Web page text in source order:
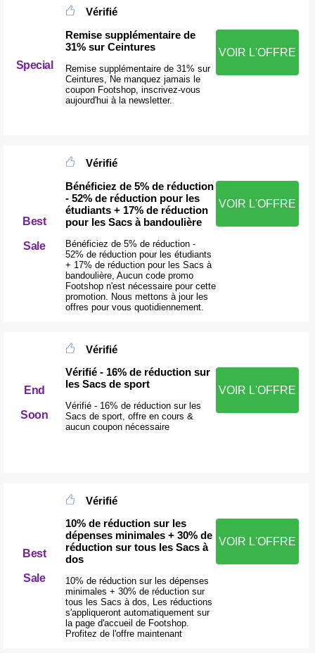
Special
Vérifié
Remise supplémentaire de
31% sur Ceintures
Remise supplémentaire de 31% sur
Ceintures, Ne manquez jamais le
coupon Footshop, inscrivez-vous
aujourd'hui à la newsletter.
VOIR L'OFFRE
Best
Sale
Vérifié
Bénéficiez de 5% de réduction
- 52% de réduction pour les
étudiants + 17% de réduction
pour les Sacs à bandoulière
Bénéficiez de 5% de réduction -
52% de réduction pour les étudiants
+ 17% de réduction pour les Sacs à
bandoulière, Aucun code promo
Footshop n'est nécessaire pour cette
promotion. Nous mettons à jour les
offres pour vous quotidiennement.
VOIR L'OFFRE
End
Soon
Vérifié
Vérifié - 16% de réduction sur
les Sacs de sport
Vérifié - 16% de réduction sur les
Sacs de sport, offre en cours &
aucun coupon nécessaire
VOIR L'OFFRE
Best
Sale
Vérifié
10% de réduction sur les
dépenses minimales + 30% de
réduction sur tous les Sacs à
dos
10% de réduction sur les dépenses
minimales + 30% de réduction sur
tous les Sacs à dos, Les réductions
s'appliqueront automatiquement sur
la page d'accueil de Footshop.
Profitez de l'offre maintenant
VOIR L'OFFRE